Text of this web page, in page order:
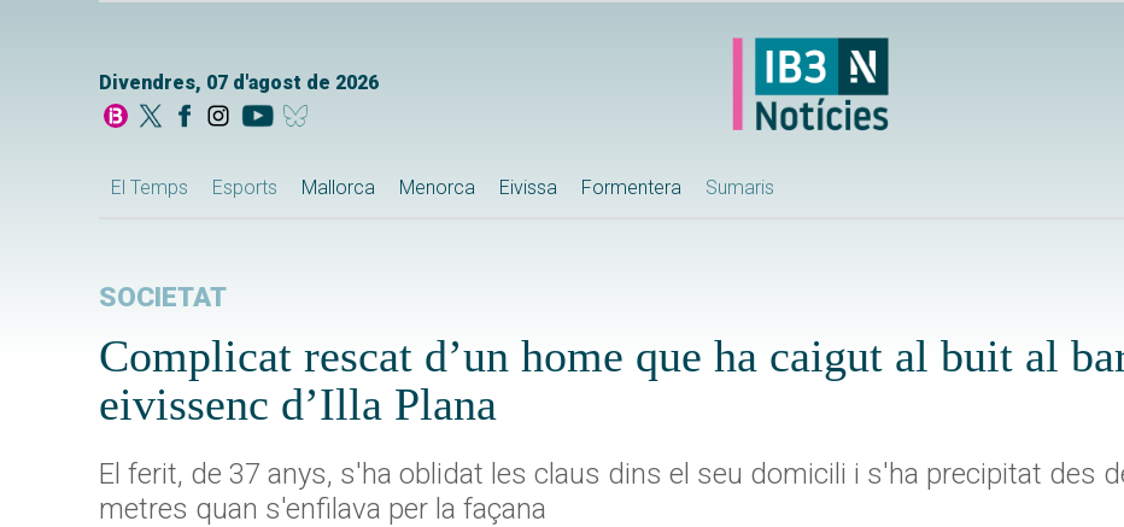
Divendres, 07 d'agost de 2026
El Temps Esports Mallorca Menorca Eivissa Formentera Sumaris
SOCIETAT
Complicat rescat d’un home que ha caigut al buit al
eivissenc d’Illa Plana
El ferit, de 37 anys, s'ha oblidat les claus dins el seu domicili i s'ha precipitat des
metres quan s'enfilava per la façana